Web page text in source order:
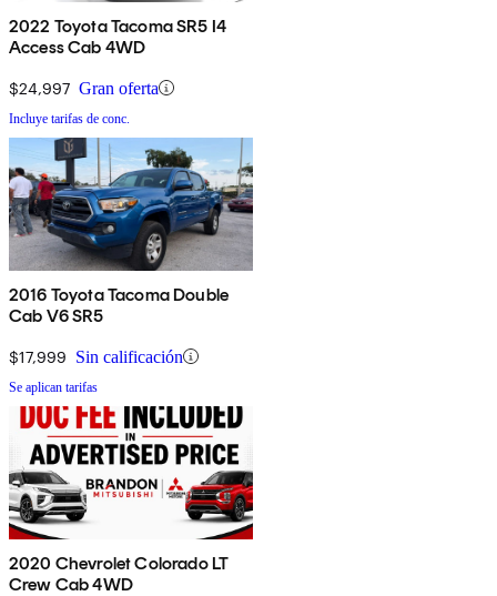
2022 Toyota Tacoma SR5 I4
Access Cab 4WD
$24,997 Gran oferta
Incluye tarifas de conc.
2016 Toyota Tacoma Double
Cab V6 SR5
$17,999 Sin calificación
Se aplican tarifas
2020 Chevrolet Colorado LT
Crew Cab 4WD